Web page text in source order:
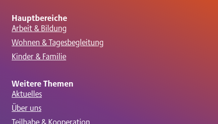
o
n
Hauptbereiche
Arbeit & Bildung
Wohnen & Tagesbegleitung
Kinder & Familie
Weitere Themen
Aktuelles
Über uns